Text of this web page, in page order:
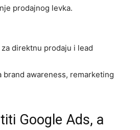
prodajnog levka.
direktnu prodaju i lead
brand awareness, remarketing
Google Ads, a